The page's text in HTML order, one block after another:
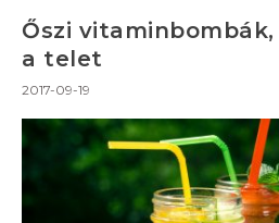
Őszi
a telet
2017-09-19